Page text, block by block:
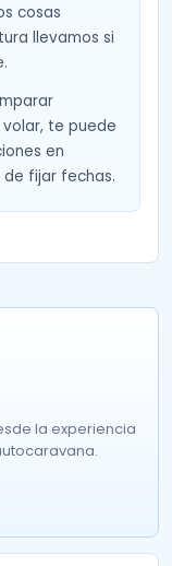
cosas
llevamos si
volar, te puede
en
fijar fechas.
la experiencia